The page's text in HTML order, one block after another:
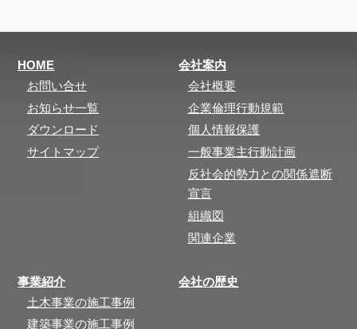
HOME
お問い合せ
お知らせ一覧
ダウンロード
サイトマップ
会社案内
会社概要
企業倫理行動規範
個人情報保護
一般事業主行動計画
反社会的勢力との関係遮断
宣言
組織図
関連企業
事業紹介
土木事業の施工事例
建築事業の施工事例
会社の歴史